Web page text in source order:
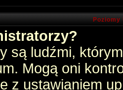
są ludźmi,
Mogą oni
z ustawianiem